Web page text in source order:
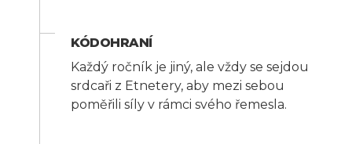
KÓDOHRANÍ
Každý ročník je jiný, ale vždy se sejdou
srdcaři z Etnetery, aby mezi sebou
poměřili síly v rámci svého řemesla.